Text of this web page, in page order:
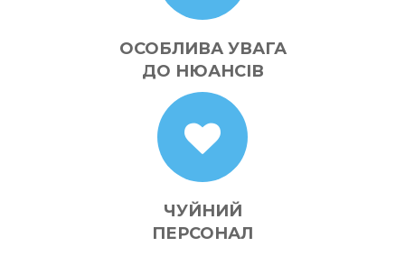
ОСОБЛИВА УВАГА
ДО НЮАНСІВ
ЧУЙНИЙ
ПЕРСОНАЛ